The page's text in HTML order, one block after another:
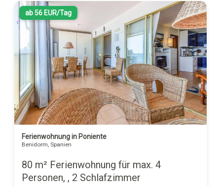
ab 56 EUR/Tag
Ferienwohnung in Poniente
Benidorm, Spanien
80 m² Ferienwohnung für max. 4
Personen, , 2 Schlafzimmer